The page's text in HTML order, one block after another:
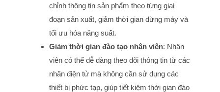
chỉnh thông tin sản phẩm theo từng giai
đoạn sản xuất, giảm thời gian dừng máy và
tối ưu hóa năng suất.
Giảm thời gian đào tạo nhân viên: Nhân
viên có thể dễ dàng theo dõi thông tin từ các
nhãn điện tử mà không cần sử dụng các
thiết bị phức tạp, giúp tiết kiệm thời gian đào